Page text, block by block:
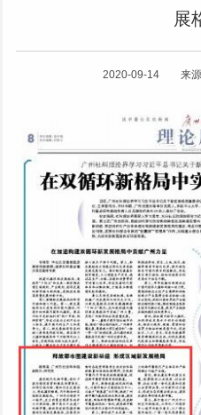
展
2020-09-14 来源